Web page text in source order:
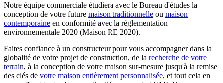
Notre équipe commerciale étudiera avec le Bureau d'études la
conception de votre future maison traditionnelle ou maison
contemporaine en conformité avec la réglementation
environnementale 2020 (Maison RE 2020).
Faites confiance à un constructeur pour vous accompagner dans la
globalité de votre projet de construction, de la recherche de votre
terrain, à la conception de votre maison sur-mesure jusqu'à la remise
des clés de votre maison entièrement personnalisée, et tout cela en